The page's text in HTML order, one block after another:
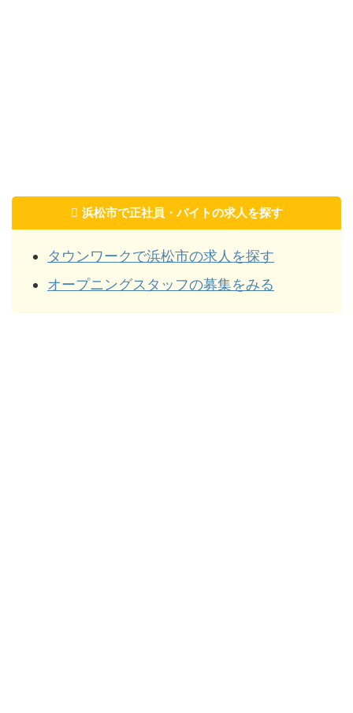
浜松市で正社員・バイトの求人を探す
タウンワークで浜松市の求人を探す
オープニングスタッフの募集をみる